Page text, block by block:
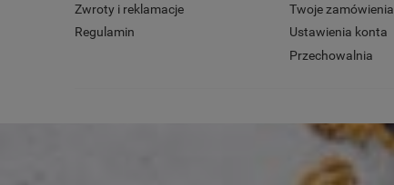
Zwroty i reklamacje
Regulamin
Twoje zamówienia
Ustawienia konta
Przechowalnia